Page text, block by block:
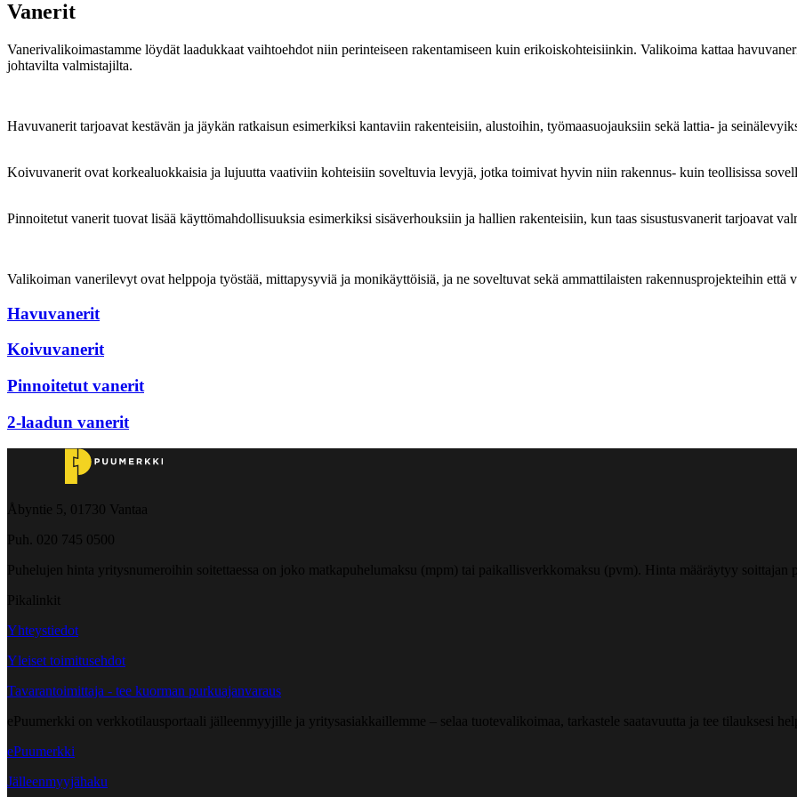
Vanerit
Vanerivalikoimastamme löydät laadukkaat vaihtoehdot niin perinteiseen rakentamiseen kuin erikoiskohteisiinkin. Valikoima kattaa
johtavilta valmistajilta.
Havuvanerit tarjoavat kestävän ja jäykän ratkaisun esimerkiksi kantaviin rakenteisiin, alustoihin, työmaasuojauksiin sekä lattia- ja
Koivuvanerit ovat korkealuokkaisia ja lujuutta vaativiin kohteisiin soveltuvia levyjä, jotka toimivat hyvin niin rakennus- kuin teollisissa
Pinnoitetut vanerit tuovat lisää käyttömahdollisuuksia esimerkiksi sisäverhouksiin ja hallien rakenteisiin, kun taas sisustusvanerit tarjoavat
Valikoiman vanerilevyt ovat helppoja työstää, mittapysyviä ja monikäyttöisiä, ja ne soveltuvat sekä ammattilaisten rakennusprojekteihin
Havuvanerit
Koivuvanerit
Pinnoitetut vanerit
2-laadun vanerit
Åbyntie 5, 01730 Vantaa
Puh. 020 745 0500
Puhelujen hinta yritysnumeroihin soitettaessa on joko matkapuhelumaksu (mpm) tai paikallisverkkomaksu (pvm). Hinta määräytyy soittajan
Pikalinkit
Yhteystiedot
Yleiset toimitusehdot
Tavarantoimittaja - tee kuorman purkuajanvaraus
ePuumerkki on verkkotilausportaali jälleenmyyjille ja yritysasiakkaillemme – selaa tuotevalikoimaa, tarkastele saatavuutta ja tee tilauksesi
ePuumerkki
Jälleenmyyjähaku